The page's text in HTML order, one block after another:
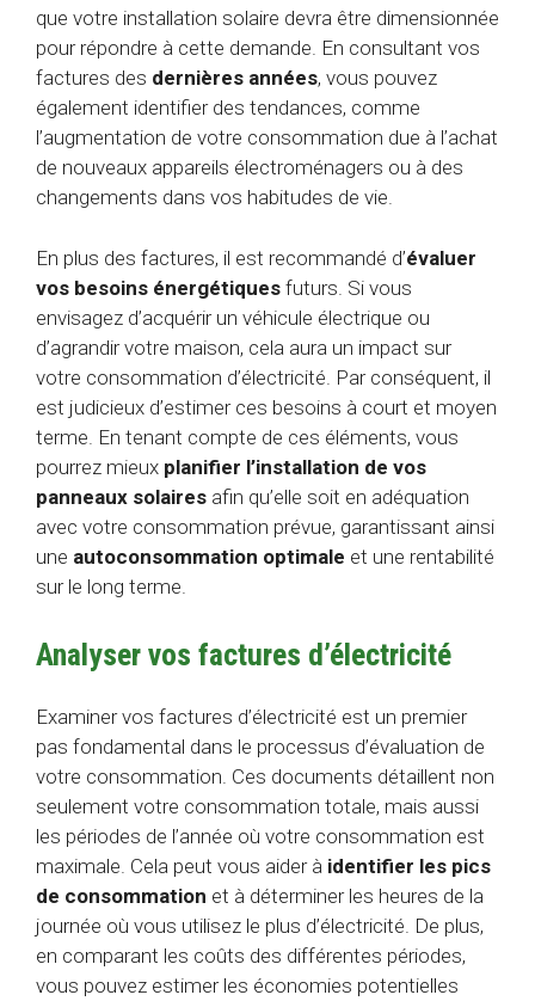
que votre installation solaire devra être dimensionnée
pour répondre à cette demande. En consultant vos
factures des dernières années, vous pouvez
également identifier des tendances, comme
l’augmentation de votre consommation due à l’achat
de nouveaux appareils électroménagers ou à des
changements dans vos habitudes de vie.
En plus des factures, il est recommandé d’évaluer
vos besoins énergétiques futurs. Si vous
envisagez d’acquérir un véhicule électrique ou
d’agrandir votre maison, cela aura un impact sur
votre consommation d’électricité. Par conséquent, il
est judicieux d’estimer ces besoins à court et moyen
terme. En tenant compte de ces éléments, vous
pourrez mieux planifier l’installation de vos
panneaux solaires afin qu’elle soit en adéquation
avec votre consommation prévue, garantissant ainsi
une autoconsommation optimale et une rentabilité
sur le long terme.
Analyser vos factures d’électricité
Examiner vos factures d’électricité est un premier
pas fondamental dans le processus d’évaluation de
votre consommation. Ces documents détaillent non
seulement votre consommation totale, mais aussi
les périodes de l’année où votre consommation est
maximale. Cela peut vous aider à identifier les pics
de consommation et à déterminer les heures de la
journée où vous utilisez le plus d’électricité. De plus,
en comparant les coûts des différentes périodes,
vous pouvez estimer les économies potentielles